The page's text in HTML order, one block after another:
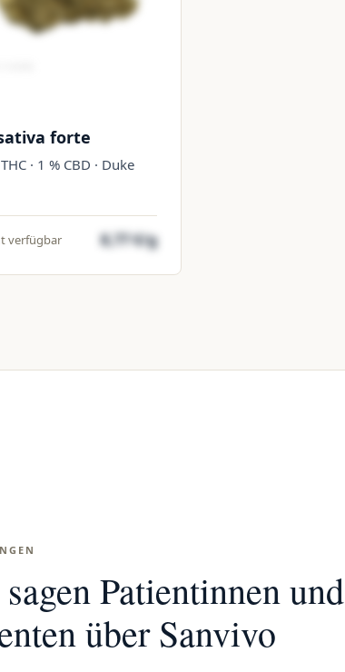
forte
· 1 % CBD · Duke
verfügbar 8,77 €/g
Patientinnen und
über Sanvivo